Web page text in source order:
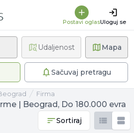
Postavi oglasUloguj se
Mapa
filteraSačuvaj pretragu
Udaljenost
Beograd firma
| Beograd, Do 180.000 evra
Sortiraj